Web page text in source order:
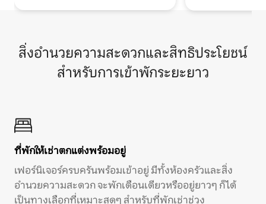
สิ่งอำนวยความสะดวกและสิทธิประโยชน์
สำหรับการเข้าพักระยะยาว
ที่พักให้เช่าตกแต่งพร้อมอยู่
เฟอร์นิเจอร์ครบครันพร้อมเข้าอยู่ มีทั้งห้องครัวและสิ่ง
อำนวยความสะดวก จะพักเดือนเดียวหรืออยู่ยาวๆ ก็ได้
เป็นทางเลือกที่เหมาะสุดๆ สำหรับที่พักเช่าช่วง